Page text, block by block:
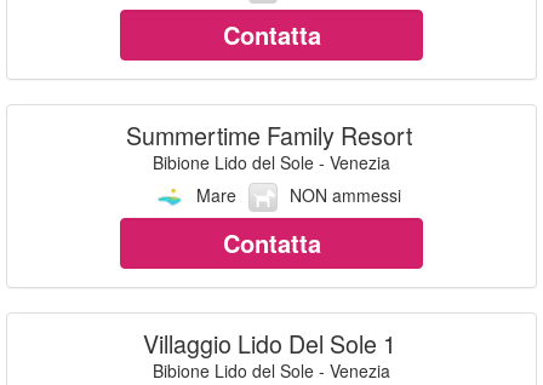
Contatta
Summertime Family Resort
Bibione Lido del Sole - Venezia
Mare
NON ammessi
Contatta
Villaggio Lido Del Sole 1
Bibione Lido del Sole - Venezia